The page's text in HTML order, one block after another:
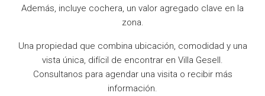
Además, incluye cochera, un valor agregado clave en la
zona.
Una propiedad que combina ubicación, comodidad y una
vista única, difícil de encontrar en Villa Gesell.
Consultanos para agendar una visita o recibir más
información.